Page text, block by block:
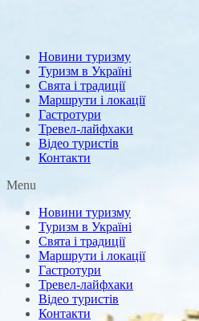
Новини туризму
Туризм в Україні
Свята і традиції
Маршрути і локації
Гастротури
Тревел-лайфхаки
Відео туристів
Контакти
Menu
Новини туризму
Туризм в Україні
Свята і традиції
Маршрути і локації
Гастротури
Тревел-лайфхаки
Відео туристів
Контакти